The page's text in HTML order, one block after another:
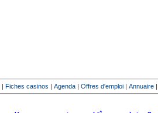
| Fiches casinos | Agenda | Offres d'emploi | Annuaire |